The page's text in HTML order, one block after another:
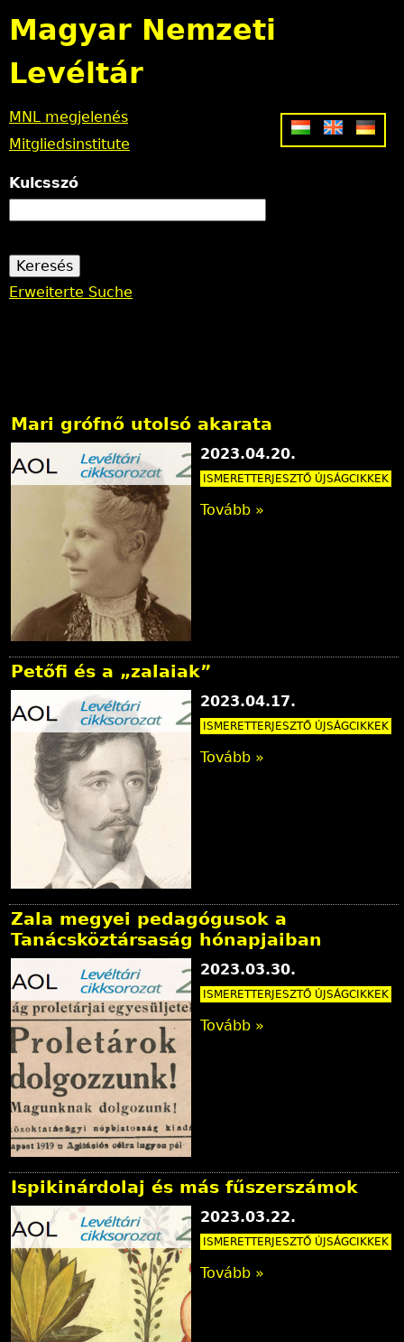
Jump to navigation
Magyar Nemzeti
Levéltár
Kulcsszó
Erweiterte Suche
MNL megjelenés
Mitgliedsinstitute
Mari grófnő utolsó akarata
2023.04.20.
ISMERETTERJESZTŐ ÚJSÁGCIKKEK
Tovább »
Petőfi és a „zalaiak”
2023.04.17.
ISMERETTERJESZTŐ ÚJSÁGCIKKEK
Tovább »
Zala megyei pedagógusok a
Tanácsköztársaság hónapjaiban
2023.03.30.
ISMERETTERJESZTŐ ÚJSÁGCIKKEK
Tovább »
Ispikinárdolaj és más fűszerszámok
2023.03.22.
ISMERETTERJESZTŐ ÚJSÁGCIKKEK
Tovább »